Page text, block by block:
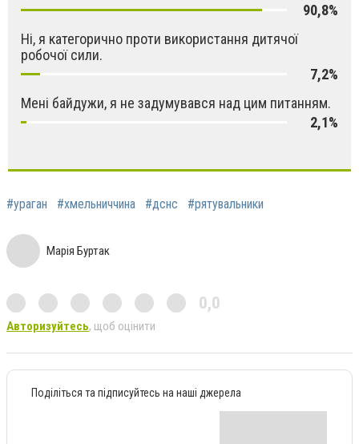
90,8%
Ні, я категорично проти використання дитячої
робочої сили.
7,2%
Мені байдужи, я не задумувався над цим питанням.
2,1%
#ураган #хмельниччина #дснс #рятувальники
Марія Буртак
0,0
Авторизуйтесь, щоб оцінити
Поділіться та підписуйтесь на наші джерела